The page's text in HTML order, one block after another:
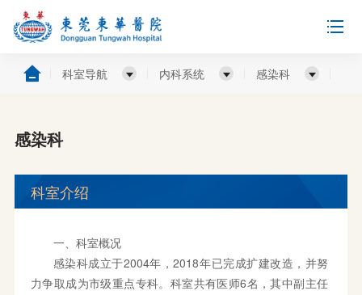
科室导航 内科系统 感染科
感染科
科室介绍
一、科室概况
感染科成立于2004年，2018年已完成扩建改造，并努
力争取成为市级重点专科。科室共有医师6名，其中副主任